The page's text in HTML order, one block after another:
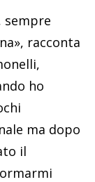
sempre
racconta
ho
ma dopo
il